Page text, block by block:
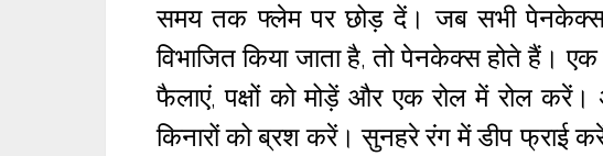
समय तक फ्लेम पर छोड़ दें। जब सभी
विभाजित किया जाता है, तो पेनकेक्स होते हैं।
फैलाएं, पक्षों को मोड़ें और एक रोल में रोल
किनारों को ब्रश करें। सुनहरे रंग में डीप फ्राई